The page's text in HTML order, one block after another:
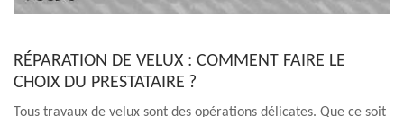
RÉPARATION DE VELUX : COMMENT FAIRE LE
CHOIX DU PRESTATAIRE ?
Tous travaux de velux sont des opérations délicates. Que ce soit